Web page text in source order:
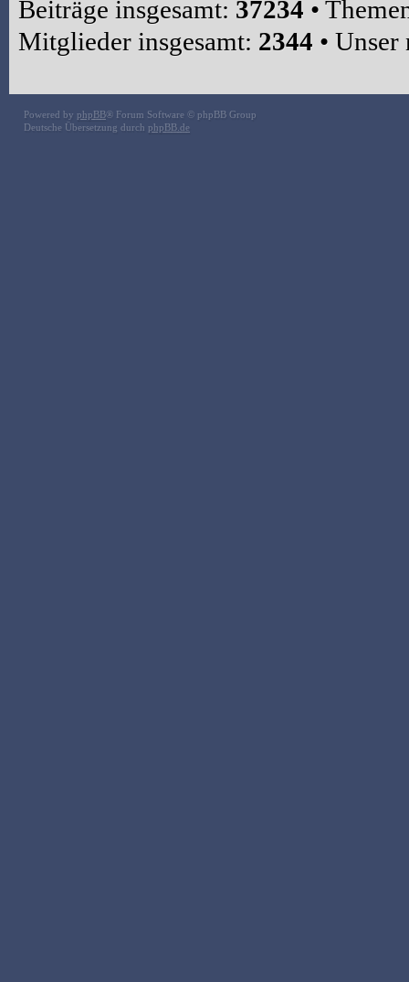
Beiträge insgesamt: 37234 •
Mitglieder insgesamt: 2344 •
Powered by phpBB® Forum Software © phpBB Group
Deutsche Übersetzung durch phpBB.de